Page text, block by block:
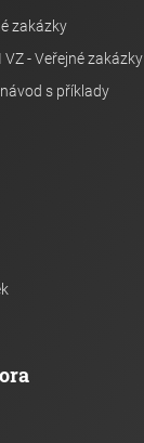
zakázky
- Veřejné zakázky
s příklady